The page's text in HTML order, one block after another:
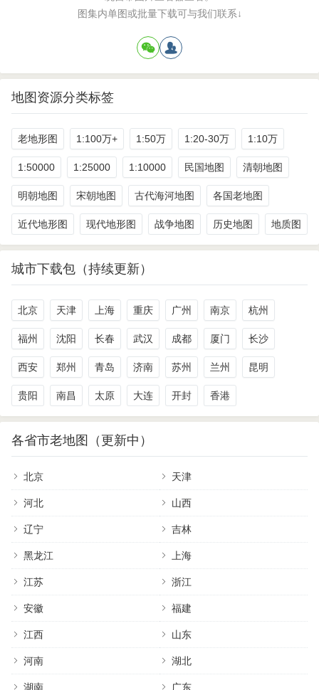
图集内单图或批量下载可与我们联系↓
地图资源分类标签
老地形图 1:100万+ 1:50万 1:20-30万 1:10万
1:50000 1:25000 1:10000 民国地图 清朝地图
明朝地图 宋朝地图 古代海河地图 各国老地图
近代地形图 现代地形图 战争地图 历史地图 地质图
城市下载包（持续更新）
北京 天津 上海 重庆 广州 南京 杭州
福州 沈阳 长春 武汉 成都 厦门 长沙
西安 郑州 青岛 济南 苏州 兰州 昆明
贵阳 南昌 太原 大连 开封 香港
各省市老地图（更新中）
北京 天津
河北 山西
辽宁 吉林
黑龙江 上海
江苏 浙江
安徽 福建
江西 山东
河南 湖北
湖南 广东